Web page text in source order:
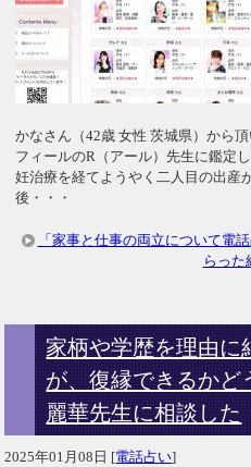
かなさん（42歳 女性 茨城県）から
フィールのR（アール）先生に鑑定
妊治療を経てようやく二人目の出産
後・・・
「家事と仕事の両立について電
らった
家柄や学歴を理由に
が、復縁できるかど
麗華先生に相談した
2025年01月08日 [電話占い]